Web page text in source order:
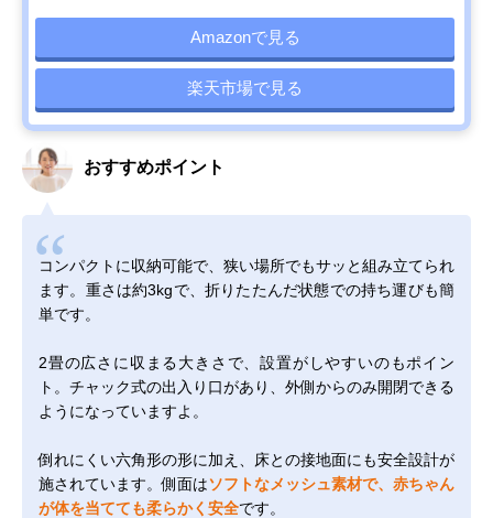
Amazonで見る
楽天市場で見る
おすすめポイント
コンパクトに収納可能で、狭い場所でもサッと組み立てられ
ます。重さは約3kgで、折りたたんだ状態での持ち運びも簡
単です。
2畳の広さに収まる大きさで、設置がしやすいのもポイン
ト。チャック式の出入り口があり、外側からのみ開閉できる
ようになっていますよ。
倒れにくい六角形の形に加え、床との接地面にも安全設計が
施されています。側面はソフトなメッシュ素材で、赤ちゃん
が体を当てても柔らかく安全です。